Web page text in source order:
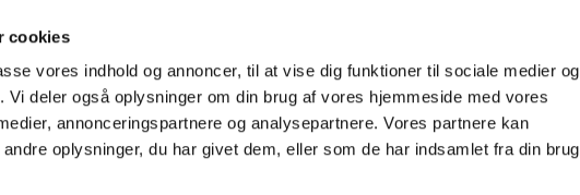
cookies
vores indhold og annoncer, til at vise dig funktioner til sociale medier og
deler også oplysninger om din brug af vores hjemmeside med vores
annonceringspartnere og analysepartnere. Vores partnere kan
oplysninger, du har givet dem, eller som de har indsamlet fra din brug
Privatlivspolitik Log på ChurchDesk